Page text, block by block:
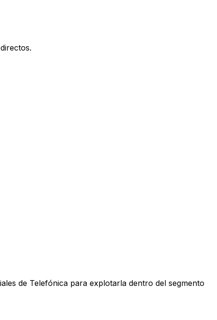
de Telefónica para explotarla dentro del segmento